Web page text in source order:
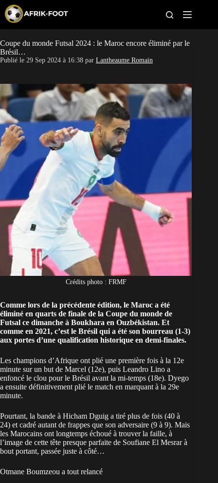
p
o
c
o
t
n
t
CAN féminine
Pays
Clubs
Classement
Paris sportifs
Coupe du monde Futsal 2024 : le Maroc encore éliminé par le
Brésil…
Publié le 29 Sep 2024 à 16:38 par Lantheaume Romain
Crédits photo : FRMF
Comme lors de la précédente édition, le Maroc a été
éliminé en quarts de finale de la Coupe du monde de
Futsal ce dimanche à Boukhara en Ouzbékistan. Et
comme en 2021, c’est le Brésil qui a été son bourreau (1-3)
aux portes d’une qualification historique en demi-finales.
Les champions d’Afrique ont plié une première fois à la 12e
minute sur un but de Marcel (12e), puis Leandro Lino a
enfoncé le clou pour le Brésil avant la mi-temps (18e). Dyego
a ensuite définitivement plié le match en marquant à la 29e
minute.
Pourtant, la bande à Hicham Dguig a tiré plus de fois (40 à
24) et cadré autant de frappes que son adversaire (9 à 9). Mais
les Marocains ont longtemps échoué à trouver la faille, à
l’image de cette tête presque parfaite de Soufiane El Mesrar à
bout portant, passée juste à côté…
Otmane Boumzeou a tout relancé